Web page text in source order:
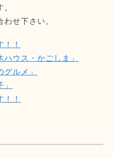
せ下さい。
！
ウス・かごしま」
ルメ」
！